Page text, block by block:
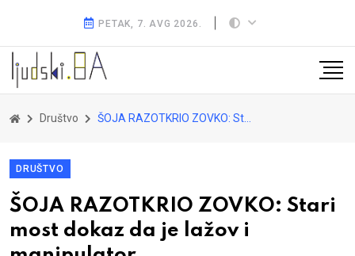
PETAK, 7. AVG 2026.
Društvo ŠOJA RAZOTKRIO ZOVKO: Stari most dokaz da je lažov i manipulator
DRUŠTVO
ŠOJA RAZOTKRIO ZOVKO: Stari
most dokaz da je lažov i